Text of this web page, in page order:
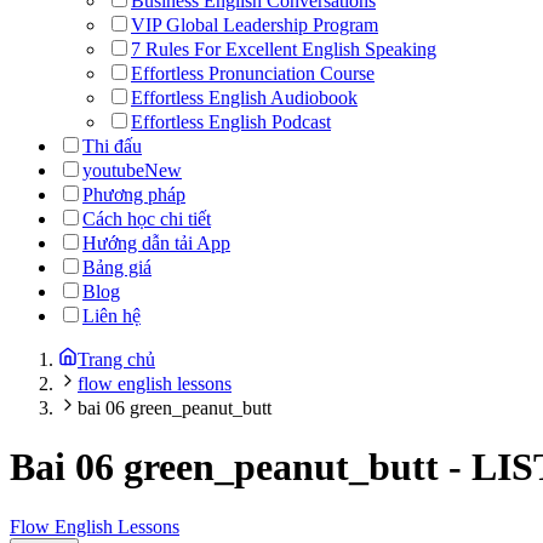
VIP Global Leadership Program
7 Rules For Excellent English Speaking
Effortless Pronunciation Course
Effortless English Audiobook
Effortless English Podcast
Thi đấu
youtubeNew
Phương pháp
Cách học chi tiết
Hướng dẫn tải App
Bảng giá
Blog
Liên hệ
Trang chủ
flow english lessons
bai 06 green_peanut_butt
Bai 06 green_peanut_butt -
Flow English Lessons